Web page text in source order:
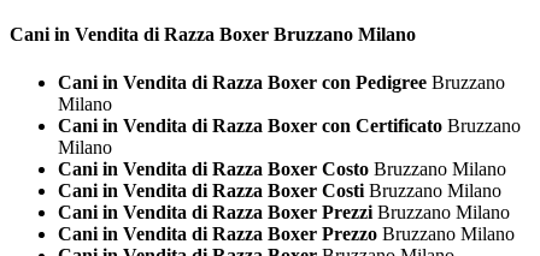
Cani in Vendita di Razza Boxer Bruzzano Milano
Cani in Vendita di Razza Boxer con Pedigree Bruzzano
Milano
Cani in Vendita di Razza Boxer con Certificato Bruzzano
Milano
Cani in Vendita di Razza Boxer Costo Bruzzano Milano
Cani in Vendita di Razza Boxer Costi Bruzzano Milano
Cani in Vendita di Razza Boxer Prezzi Bruzzano Milano
Cani in Vendita di Razza Boxer Prezzo Bruzzano Milano